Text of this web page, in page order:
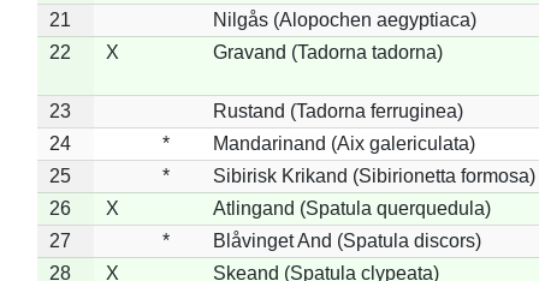
21
Nilgås (Alopochen aegyptiaca)
22
X Gravand (Tadorna tadorna)
23
Rustand (Tadorna ferruginea)
24
*
Mandarinand (Aix galericulata)
25
*
Sibirisk Krikand (Sibirionetta formosa)
26
X
Atlingand (Spatula querquedula)
27
*
Blåvinget And (Spatula discors)
28
X
Skeand (Spatula clypeata)